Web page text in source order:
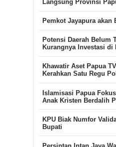
Langsung Provinsi
Pemkot Jayapura
Potensi Daerah Belum
Kurangnya Investasi di
Khawatir Aset Papua
Kerahkan Satu Regu
Islamisasi Papua
Anak Kristen Berdalih
KPU Biak Numfor
Bupati